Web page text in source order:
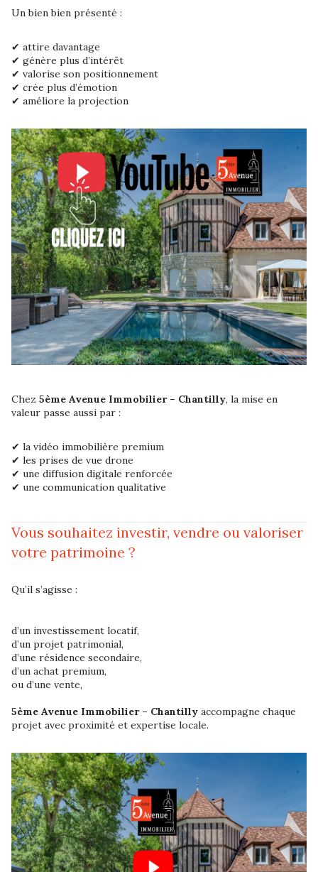
Un bien bien présenté :
✔ attire davantage
✔ génère plus d’intérêt
✔ valorise son positionnement
✔ crée plus d’émotion
✔ améliore la projection
Chez 5ème Avenue Immobilier – Chantilly, la mise en
valeur passe aussi par :
✔ la vidéo immobilière premium
✔ les prises de vue drone
✔ une diffusion digitale renforcée
✔ une communication qualitative
Vous souhaitez investir, vendre ou valoriser
votre patrimoine ?
Qu’il s’agisse :
d’un investissement locatif,
d’un projet patrimonial,
d’une résidence secondaire,
d’un achat premium,
ou d’une vente,
5ème Avenue Immobilier – Chantilly accompagne chaque
projet avec proximité et expertise locale.